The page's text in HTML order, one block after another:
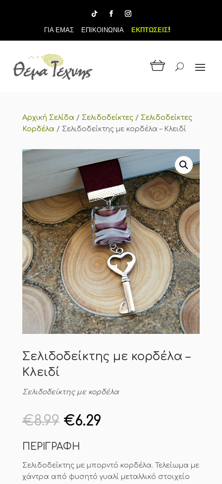
ΓΙΑ ΕΜΑΣ ΕΠΙΚΟΙΝΩΝΙΑ ΕΚΠΤΩΣΕΙΣ!
Αρχική Σελίδα / Σελιδοδείκτες/ Σελιδοδείκτες
Κορδέλα / Σελιδοδείκτης με κορδέλα – Κλειδί
Σελιδοδείκτης με κορδέλα –
Κλειδί
Σελιδοδείκτης με κορδέλα
€8.99 Original
was:
€8.99.
€6.29
€6.29.
ΠΕΡΙΓΡΑΦΗ
Σελιδοδείκτης με μπορντό κορδέλα. Τελείωμα με
χάντρα από φυσητό γυαλί μεταλλικό στοιχείο